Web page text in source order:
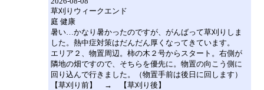
草刈りウィークエンド
庭 健康
暑い…かなり暑かったのですが、がんばって草刈りしま
した。熱中症対策はだんだん厚くなってきています。
エリア２、物置周辺。柿の木２号からスタート。右側が
隣地の畑ですので、そちらを優先に。物置の向こう側に
回り込んで行きました。（物置手前は後日に回します）
【草刈り前】 → 【草刈り後】